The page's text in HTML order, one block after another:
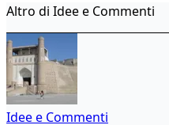
Altro di Idee e Commenti
Idee e Commenti